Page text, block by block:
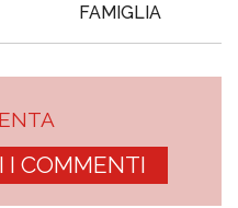
FAMIGLIA
I COMMENTI